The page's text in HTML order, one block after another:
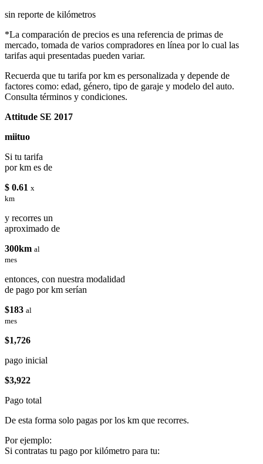
sin reporte de kilómetros
*La comparación de precios es una referencia de primas de
mercado, tomada de varios compradores en línea por lo cual las
tarifas aqui presentadas pueden variar.
Recuerda que tu tarifa por km es personalizada y depende de
factores como: edad, género, tipo de garaje y modelo del auto.
Consulta términos y condiciones.
Attitude SE 2017
miituo
Si tu tarifa
por km es de
$ 0.61 x
km
y recorres un
aproximado de
300km al
mes
entonces, con nuestra modalidad
de pago por km serían
$183 al
mes
$1,726
pago inicial
$3,922
Pago total
De esta forma solo pagas por los km que recorres.
Por ejemplo:
Si contratas tu pago por kilómetro para tu: